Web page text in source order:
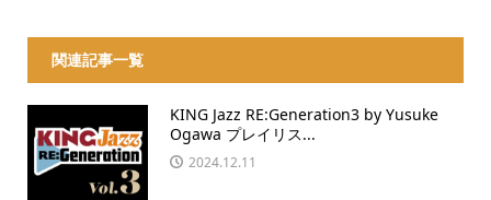
関連記事一覧
KING Jazz RE:Generation3 by Yusuke
Ogawa プレイリス...
2024.12.11